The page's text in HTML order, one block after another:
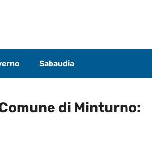
Sabaudia
di Minturno: